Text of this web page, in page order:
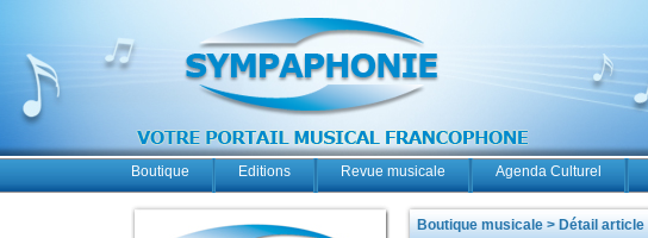
Boutique Editions Revue musicale Agenda Culturel
Boutique musicale > Détail article